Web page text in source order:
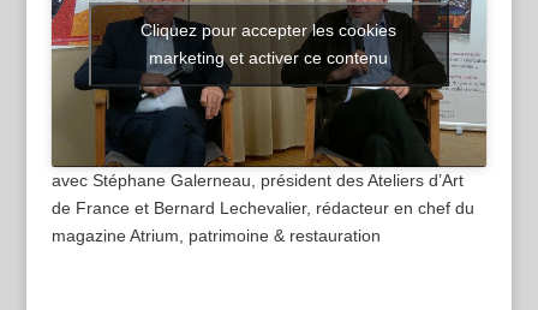
Cliquez pour accepter les cookies
marketing et activer ce contenu
avec Stéphane Galerneau, président des Ateliers d’Art
de France et Bernard Lechevalier, rédacteur en chef du
magazine Atrium, patrimoine & restauration